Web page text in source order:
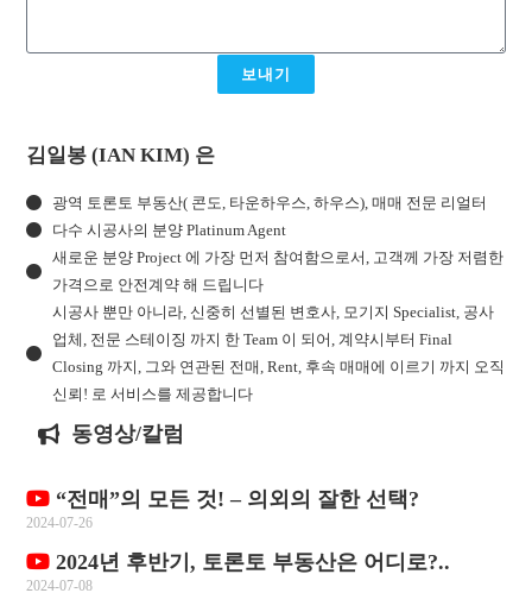
보내기
김일봉 (IAN KIM) 은
광역 토론토 부동산( 콘도, 타운하우스, 하우스), 매매 전문 리얼터
다수 시공사의 분양 Platinum Agent
새로운 분양 Project 에 가장 먼저 참여함으로서, 고객께 가장 저렴한
가격으로 안전계약 해 드립니다
시공사 뿐만 아니라, 신중히 선별된 변호사, 모기지 Specialist, 공사
업체, 전문 스테이징 까지 한 Team 이 되어, 계약시부터 Final
Closing 까지, 그와 연관된 전매, Rent, 후속 매매에 이르기 까지 오직
신뢰! 로 서비스를 제공합니다
동영상/칼럼
“전매”의 모든 것! – 의외의 잘한 선택?
2024-07-26
2024년 후반기, 토론토 부동산은 어디로?..
2024-07-08